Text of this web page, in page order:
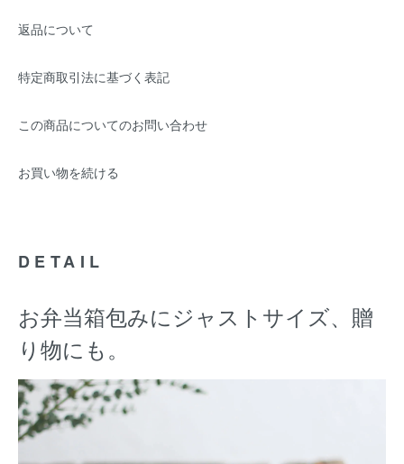
返品について
特定商取引法に基づく表記
この商品についてのお問い合わせ
お買い物を続ける
DETAIL
お弁当箱包みにジャストサイズ、贈
り物にも。